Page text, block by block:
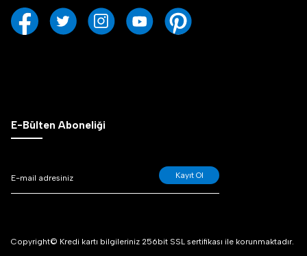
E-Bülten Aboneliği
Kayıt Ol
Copyright© Kredi kartı bilgileriniz 256bit SSL sertifikası ile korunmaktadır.